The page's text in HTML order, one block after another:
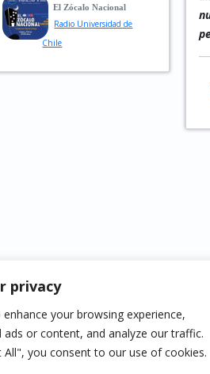
privacy
your browsing experience,
ads or content, and analyze our traffic.
All", you consent to our use of cookies.
nuanced and varied
performance.”
Aviso legal
Impressum